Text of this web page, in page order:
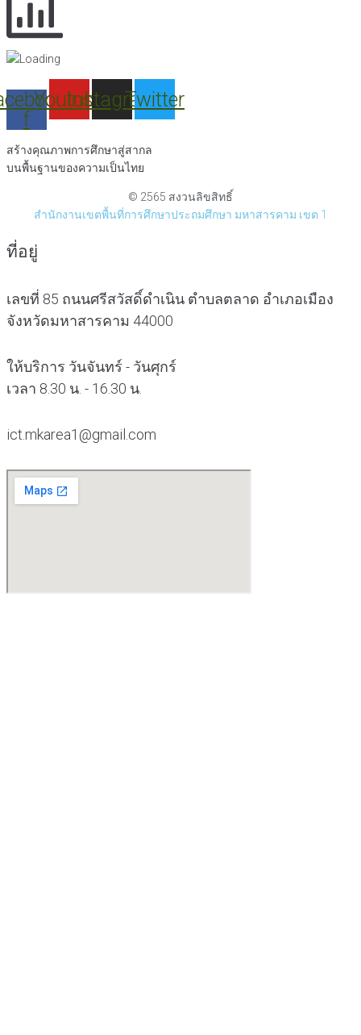
f
Youtube
Instagram
Twitter
สร้างคุณภาพการศึกษาสู่สากล
บนพื้นฐานของความเป็นไทย
© 2565 สงวนลิขสิทธิ์
สำนักงานเขตพื้นที่การศึกษาประถมศึกษา มหาสารคาม เขต 1
ที่อยู่
เลขที่ 85 ถนนศรีสวัสดิ์ดำเนิน ตำบลตลาด อำเภอเมือง
จังหวัดมหาสารคาม 44000
ให้บริการ วันจันทร์ - วันศุกร์
เวลา 8.30 น. - 16.30 น.
ict.mkarea1@gmail.com